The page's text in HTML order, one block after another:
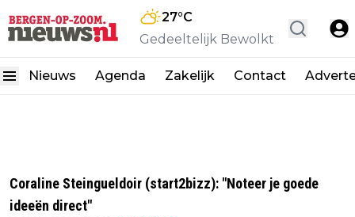
27°C
Gedeeltelijk Bewolkt
Nieuws Agenda Zakelijk Contact
Coraline Steingueldoir (start2bizz): "Noteer je goede
ideeën direct"